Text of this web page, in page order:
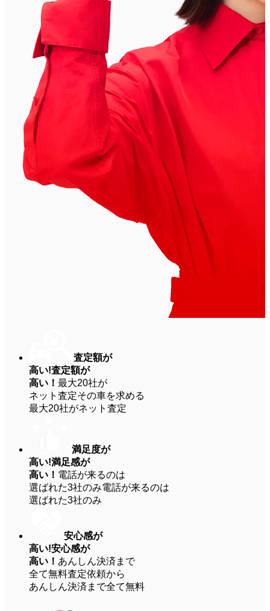
査定額が
高い!査定額が
高い！ 最大20社が
ネット査定その車を求める
最大20社がネット査定
満足度が
高い!満足感が
高い！ 電話が来るのは
選ばれた3社のみ電話が来るのは
選ばれた3社のみ
安心感が
高い!安心感が
高い！ あんしん決済まで
全て無料査定依頼から
あんしん決済まで全て無料